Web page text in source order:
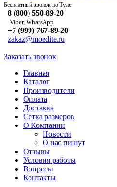
Бесплатный звонок по Туле
8 (800) 550-89-20
Viber, WhatsApp
+7 (999) 767-89-20
zakaz@moedite.ru
Заказать звонок
Главная
Каталог
Производители
Оплата
Доставка
Сетка размеров
О Компании
Новости
О нас пишут
Отзывы
Условия работы
Вопросы
Контакты